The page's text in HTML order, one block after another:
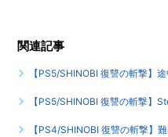
いますか
もっと見る
関連記事
【PS5/SHINOBI 復讐の斬撃】
【PS5/SHINOBI 復讐の斬撃】
【PS4/SHINOBI 復讐の斬撃】